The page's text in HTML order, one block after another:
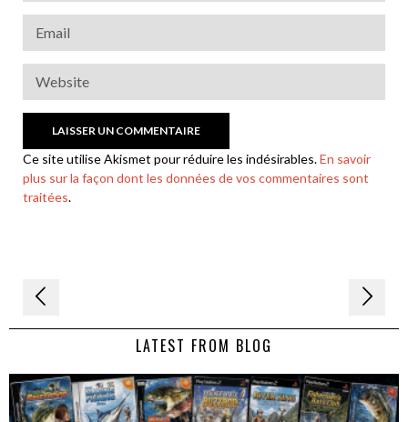
Ce site utilise Akismet pour réduire les indésirables.En savoir
plus sur la façon dont les données de vos commentaires sont
traitées.
Navigation
de LATEST FROM BLOG